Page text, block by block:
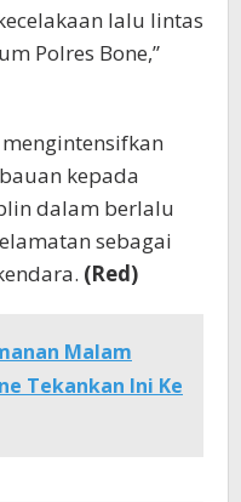
lalu lintas
Polres Bone,”
kepada
dalam berlalu
sebagai
(Red)
Malam
Tekankan Ini Ke